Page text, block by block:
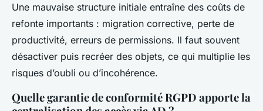
Une mauvaise structure initiale entraîne des coûts de
refonte importants : migration corrective, perte de
productivité, erreurs de permissions. Il faut souvent
désactiver puis recréer des objets, ce qui multiplie les
risques d’oubli ou d’incohérence.
Quelle garantie de conformité RGPD apporte la